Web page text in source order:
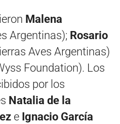
Malena
Argentinas); Rosario
Aves Argentinas)
Foundation). Los
por los
Natalia de la
e Ignacio García